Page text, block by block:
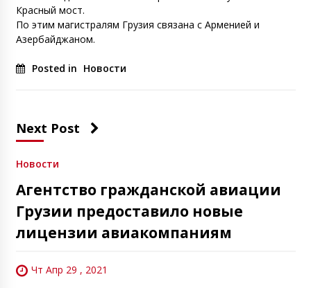
Красный мост.
По этим магистралям Грузия связана с Арменией и
Азербайджаном.
Posted in Новости
Next Post
Новости
Агентство гражданской авиации
Грузии предоставило новые
лицензии авиакомпаниям
Чт Апр 29 , 2021